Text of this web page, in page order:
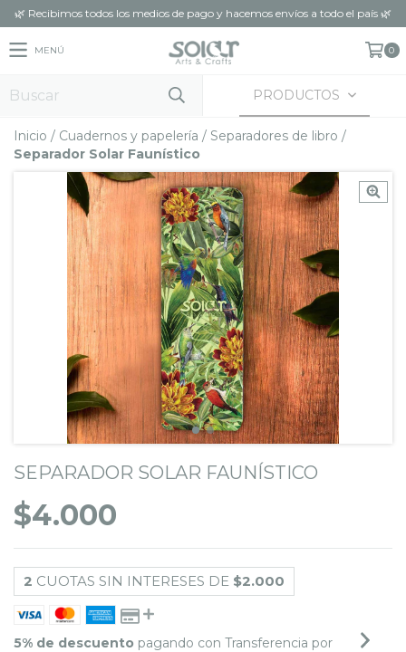
🌿 Recibimos todos los medios de pago y hacemos envíos a todo el país 🌿
MENÚ 0
PRODUCTOS
Inicio / Cuadernos y papelería / Separadores de libro /
Separador Solar Faunístico
SEPARADOR SOLAR FAUNÍSTICO
$4.000
2 CUOTAS SIN INTERESES DE $2.000
5% de descuento pagando con Transferencia por